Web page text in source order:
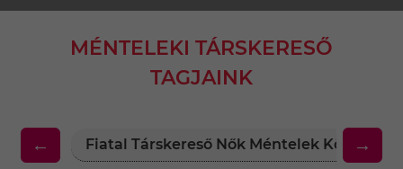
MÉNTELEKI TÁRSKERESŐ
TAGJAINK
← Fiatal Társkereső Nők Méntelek Környékén
→